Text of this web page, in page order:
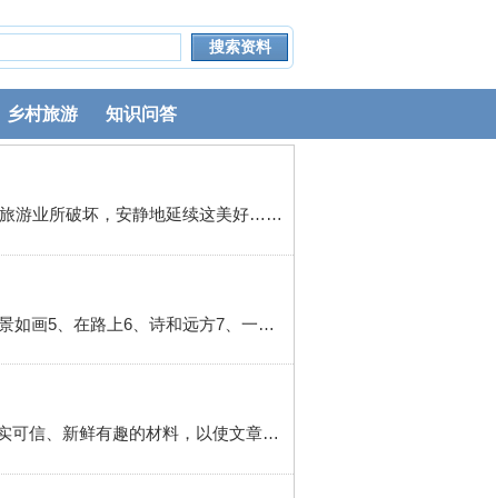
乡村旅游 知识问答
次日清晨，踏着晨曦，悄悄别了古镇。只希望，在这喧嚣的尘世，古镇能守住本心，不被外人所纷扰，不被旅游业所破坏，安静地延续这美好……愿她永远是我梦中的江南！
1 关于旅游的作文题目：1、执子之手，与子偕游2、一游未尽，圆梦游尽3、路漫漫，其修远4、大好河山风景如画5、在路上6、诗和远方7、一起出游关于旅游的文章春节时，我和爸爸妈妈去了美丽的热带雨林——海南。坐上飞机的那一刹那，我非常激动。我还是第一次坐飞机呢，在蓝天上我看见了洁白的云朵，还有明亮...
1 写作思路：确立中心，围绕选材，确定重点，安排详略，选材时要注意紧紧围绕文章的中心思想，选择真实可信、新鲜有趣的材料，以使文章中心思想鲜明、深刻地表现出来。正文内容：金龟湖旅游景区位于魏县城区东南方向234省道东侧。金龟湖是借助益民河与兴源河平交，顺势开挖而成的人工湖，是引黄入邯工程的蓄水湖，湖水是...